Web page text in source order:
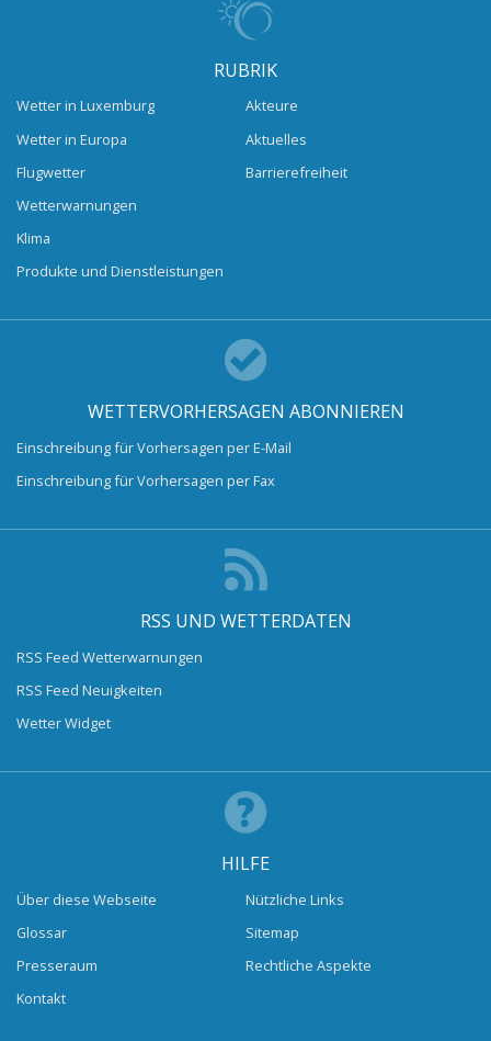
RUBRIK
Wetter in Luxemburg
Wetter in Europa
Flugwetter
Wetterwarnungen
Klima
Produkte und Dienstleistungen
Akteure
Aktuelles
Barrierefreiheit
WETTERVORHERSAGEN ABONNIEREN
Einschreibung für Vorhersagen per E-Mail
Einschreibung für Vorhersagen per Fax
RSS UND WETTERDATEN
RSS Feed Wetterwarnungen
RSS Feed Neuigkeiten
Wetter Widget
HILFE
Über diese Webseite
Glossar
Presseraum
Kontakt
Nützliche Links
Sitemap
Rechtliche Aspekte